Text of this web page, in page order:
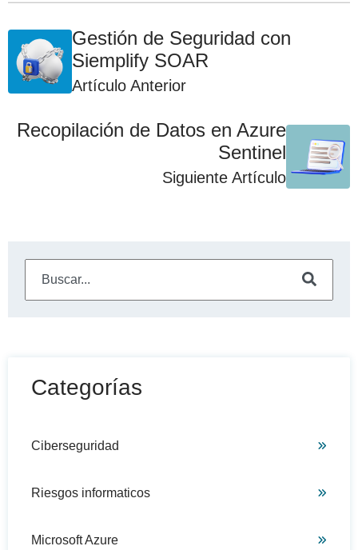
Gestión de Seguridad con
Siemplify SOAR
Artículo Anterior
Recopilación de Datos en Azure
Sentinel
Siguiente Artículo
Categorías
Ciberseguridad
Riesgos informaticos
Microsoft Azure